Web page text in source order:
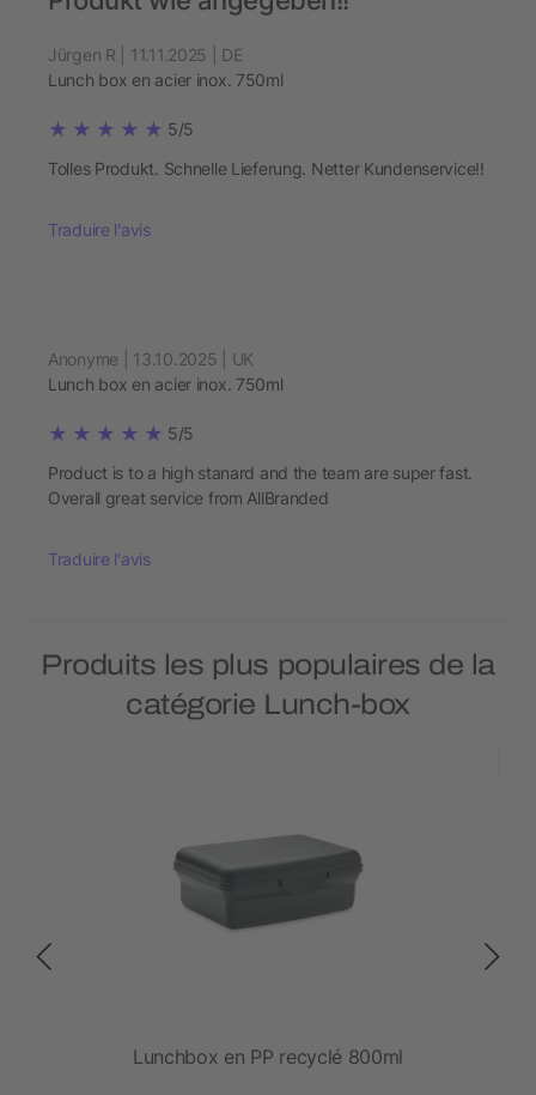
Jürgen R | 11.11.2025 | DE
Lunch box en acier inox. 750ml
5/5
Tolles Produkt. Schnelle Lieferung. Netter Kundenservice!!
Traduire l'avis
Anonyme | 13.10.2025 | UK
Lunch box en acier inox. 750ml
5/5
Product is to a high stanard and the team are super fast.
Overall great service from AllBranded
Traduire l'avis
Produits les plus populaires de la
catégorie Lunch-box
Lunchbox en PP recyclé 800ml